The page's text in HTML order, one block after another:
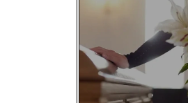
POGRZEBOWY
OPINIE
KONTAKT